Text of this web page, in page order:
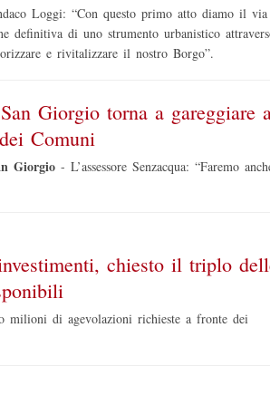
Loggi: “Con questo primo atto diamo il via
definitiva di uno strumento urbanistico
e rivitalizzare il nostro Borgo”.
Giorgio torna a gareggiare
Comuni
Giorgio - L’assessore Senzacqua: “Faremo
chiesto il triplo
milioni di agevolazioni richieste a fronte dei